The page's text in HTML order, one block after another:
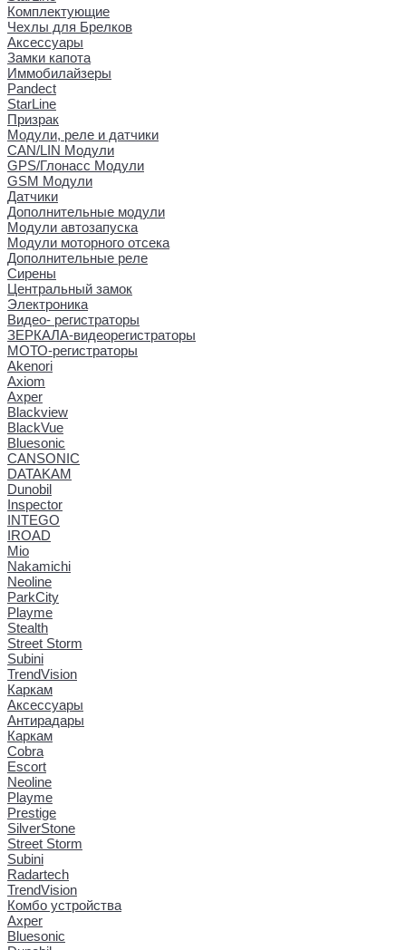
Комплектующие
Чехлы для Брелков
Аксессуары
Замки капота
Иммобилайзеры
Pandect
StarLine
Призрак
Модули, реле и датчики
CAN/LIN Модули
GPS/Глонасс Модули
GSM Модули
Датчики
Дополнительные модули
Модули автозапуска
Модули моторного отсека
Дополнительные реле
Сирены
Центральный замок
Электроника
Видео- регистраторы
ЗЕРКАЛА-видеорегистраторы
МОТО-регистраторы
Akenori
Axiom
Axper
Blackview
BlackVue
Bluesonic
CANSONIC
DATAKAM
Dunobil
Inspector
INTEGO
IROAD
Mio
Nakamichi
Neoline
ParkCity
Playme
Stealth
Street Storm
Subini
TrendVision
Каркам
Аксессуары
Антирадары
Каркам
Cobra
Escort
Neoline
Playme
Prestige
SilverStone
Street Storm
Subini
Radartech
TrendVision
Комбо устройства
Axper
Bluesonic